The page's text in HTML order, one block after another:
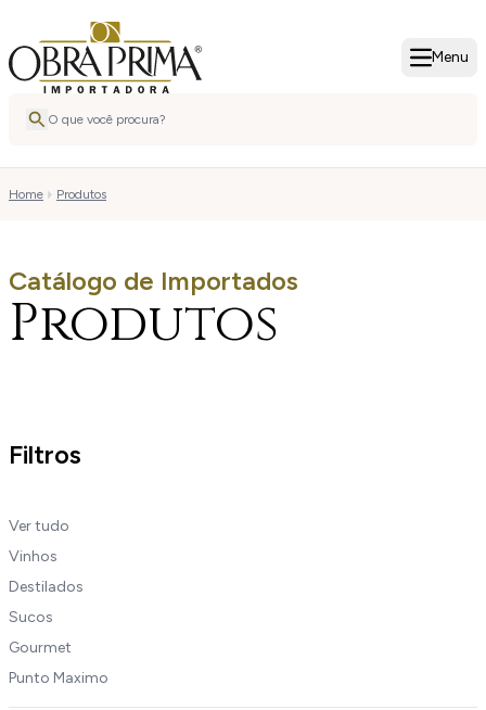
Menu
Home Produtos
Catálogo de Importados
Produtos
Filtros
Ver tudo
Vinhos
Destilados
Sucos
Gourmet
Punto Maximo